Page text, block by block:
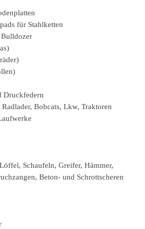
für Stahlketten
Druckfedern
Bobcats, Lkw, Traktoren
Schaufeln, Greifer, Hämmer,
Beton- und Schrottscheren